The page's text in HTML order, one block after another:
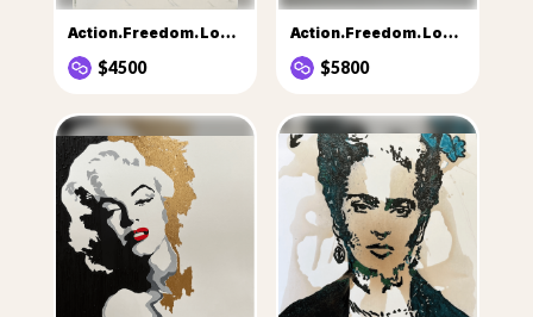
Action.Freedom. Love 38 ❤️. ♥Ek
$4500
Action.Freedom. Love...Action💙
$5800